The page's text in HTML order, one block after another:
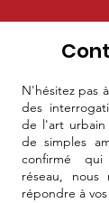
N'hésitez pas
des
de l'art urbain
de simples
confirmé
réseau,
répondre à